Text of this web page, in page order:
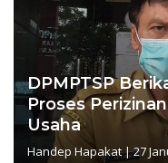
DPMPTSP
Proses
Usaha
Handep Hapakat|27